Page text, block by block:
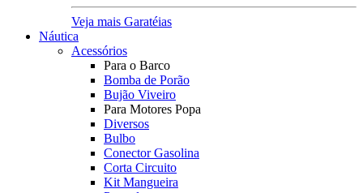
Veja mais Garatéias
Náutica
Acessórios
Para o Barco
Bomba de Porão
Bujão Viveiro
Para Motores Popa
Diversos
Bulbo
Conector Gasolina
Corta Circuito
Kit Mangueira